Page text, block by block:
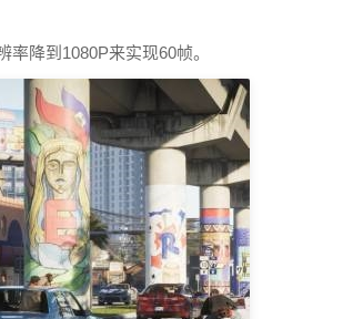
降到1080P来实现60帧。